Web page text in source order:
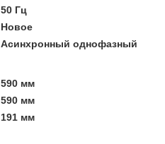
50 Гц
Новое
Асинхронный однофазный
590 мм
590 мм
191 мм